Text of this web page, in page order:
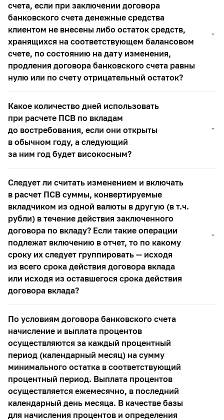
счета, если при заключении договора
банковского счета денежные средства
клиентом не внесены либо остаток средств,
хранящихся на соответствующем балансовом
счете, по состоянию на дату изменения,
продления договора банковского счета равны
нулю или по счету отрицательный остаток?
Какое количество дней использовать
при расчете ПСВ по вкладам
до востребования, если они открыты
в обычном году, а следующий
за ним год будет високосным?
Следует ли считать изменением и включать
в расчет ПСВ суммы, конвертируемые
вкладчиком из одной валюты в другую (в т.ч.
рубли) в течение действия заключенного
договора по вкладу? Если такие операции
подлежат включению в отчет, то по какому
сроку их следует группировать — исходя
из всего срока действия договора вклада
или исходя из оставшегося срока действия
договора вклада?
По условиям договора банковского счета
начисление и выплата процентов
осуществляются за каждый процентный
период (календарный месяц) на сумму
минимального остатка в соответствующий
процентный период. Выплата процентов
осуществляется ежемесячно, в последний
календарный день месяца. В качестве базы
для начисления процентов и определения